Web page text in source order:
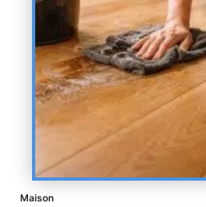
Maison